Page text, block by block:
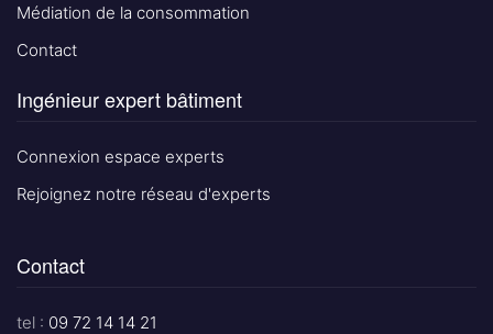
Médiation de la consommation
Contact
Ingénieur expert bâtiment
Connexion espace experts
Rejoignez notre réseau d'experts
Contact
tel : 09 72 14 14 21